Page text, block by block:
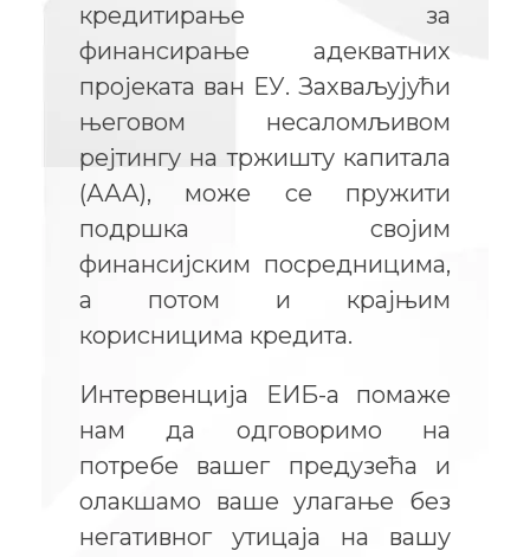
кредитирање за
финансирање адекватних
пројеката ван ЕУ. Захваљујући
његовом несаломљивом
рејтингу на тржишту капитала
(ААА), може се пружити
подршка својим
финансијским посредницима,
а потом и крајњим
корисницима кредита.
Интервенција ЕИБ-а помаже
нам да одговоримо на
потребе вашег предузећа и
олакшамо ваше улагање без
негативног утицаја на вашу